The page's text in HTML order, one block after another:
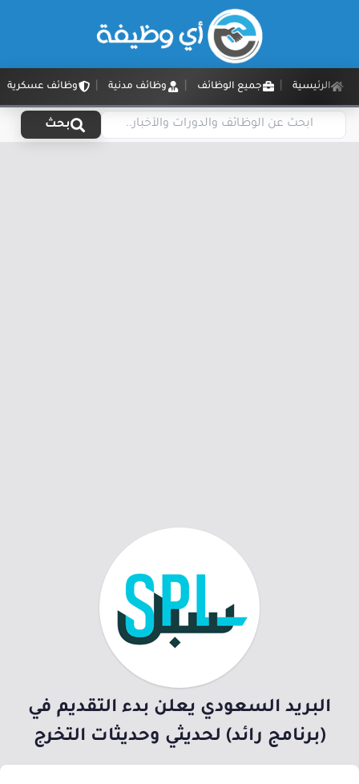
الرئيسية جميع الوظائف وظائف مدنية وظائف عسكرية
بحث
البريد السعودي يعلن بدء التقديم في
(برنامج رائد) لحديثي وحديثات التخرج